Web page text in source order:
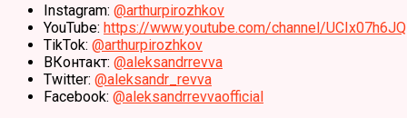
Instagram: @arthurpirozhkov
YouTube: https://www.youtube.com/channel/
TikTok: @arthurpirozhkov
ВКонтакт: @aleksandrrevva
Twitter: @aleksandr_revva
Facebook: @aleksandrrevvaofficial